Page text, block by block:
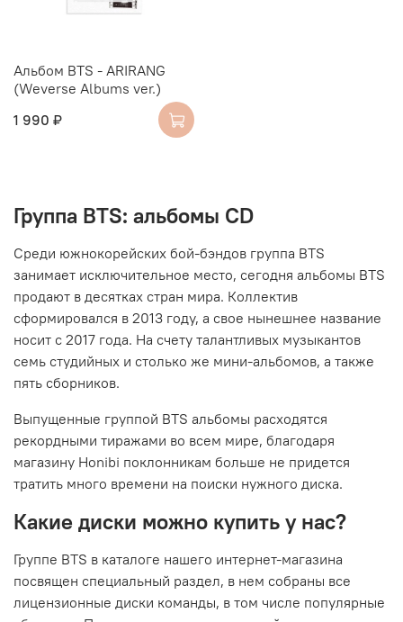
Альбом BTS - ARIRANG
(Weverse Albums ver.)
1 990 ₽
Группа BTS: альбомы CD
Среди южнокорейских бой-бэндов группа BTS
занимает исключительное место, сегодня альбомы BTS
продают в десятках стран мира. Коллектив
сформировался в 2013 году, а свое нынешнее название
носит с 2017 года. На счету талантливых музыкантов
семь студийных и столько же мини-альбомов, а также
пять сборников.
Выпущенные группой BTS альбомы расходятся
рекордными тиражами во всем мире, благодаря
магазину Honibi поклонникам больше не придется
тратить много времени на поиски нужного диска.
Какие диски можно купить у нас?
Группе BTS в каталоге нашего интернет-магазина
посвящен специальный раздел, в нем собраны все
лицензионные диски команды, в том числе популярные